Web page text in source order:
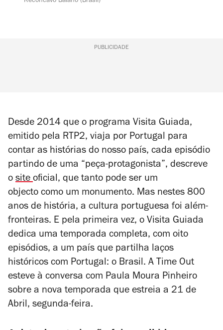
PUBLICIDADE
Desde 2014 que o programa Visita Guiada,
emitido pela RTP2, viaja por Portugal para
contar as histórias do nosso país, cada episódio
partindo de uma “peça-protagonista”, descreve
o siteoficial, que tanto pode ser um
objecto como um monumento. Mas nestes 800
anos de história, a cultura portuguesa foi além-
fronteiras. E pela primeira vez, o Visita Guiada
dedica uma temporada completa, com oito
episódios, a um país que partilha laços
históricos com Portugal: o Brasil. A Time Out
esteve à conversa com Paula Moura Pinheiro
sobre a nova temporada que estreia a 21 de
Abril, segunda-feira.